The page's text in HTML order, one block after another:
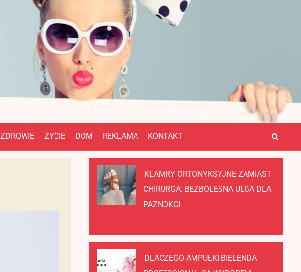
ZDROWIE ŻYCIE DOM REKLAMA KONTAKT
KLAMRY ORTONYKSYJNE ZAMIAST
CHIRURGA: BEZBOLESNA ULGA DLA
PAZNOKCI
DLACZEGO AMPUŁKI BIELENDA